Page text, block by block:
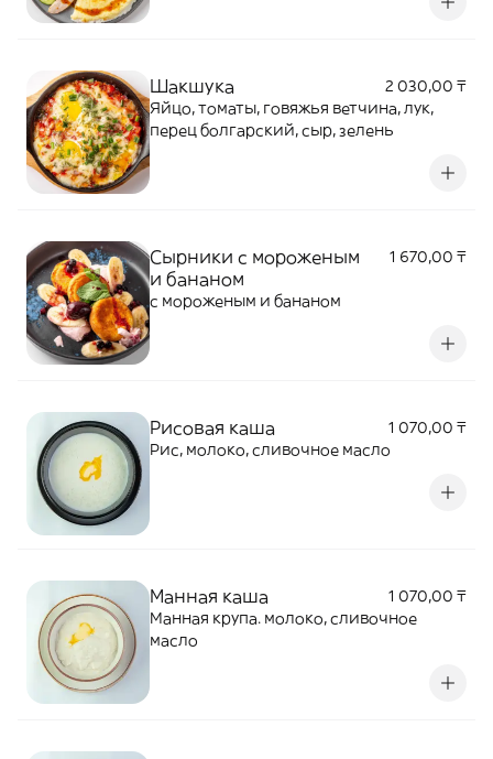
Шакшука
2 030,00 ₸
Яйцо, томаты, говяжья ветчина, лук,
перец болгарский, сыр, зелень
Сырники с мороженым
и бананом
1 670,00 ₸
с мороженым и бананом
Рисовая каша
1 070,00 ₸
Рис, молоко, сливочное масло
Манная каша
1 070,00 ₸
Манная крупа. молоко, сливочное
масло